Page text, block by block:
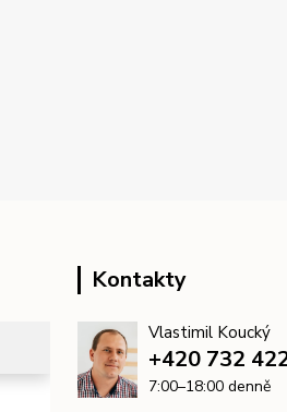
Kontakty
Vlastimil Koucký
+420 732
7:00–18:00 denně